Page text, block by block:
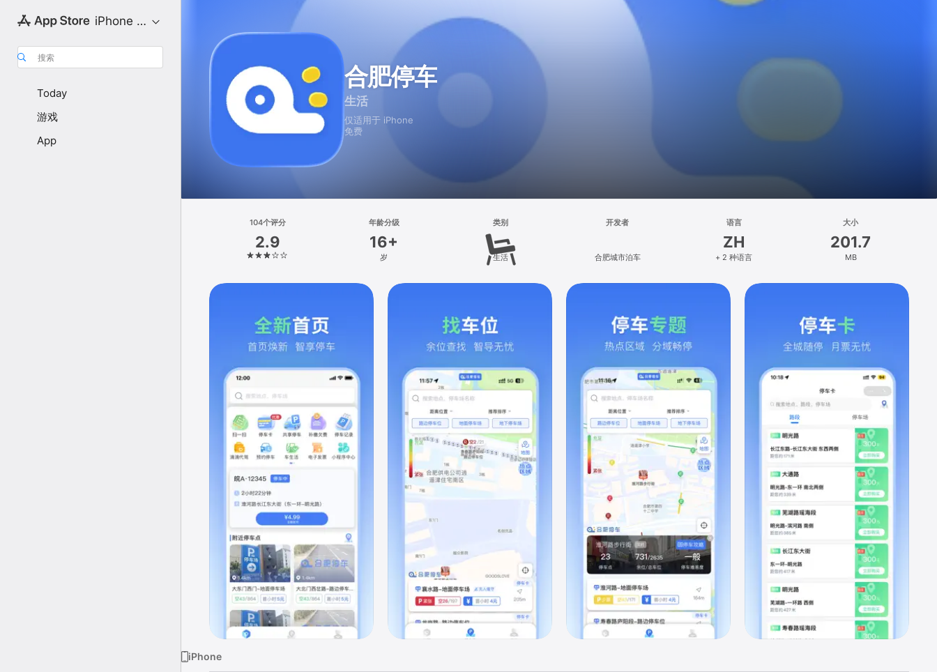
iPhone 专区
搜索
Today
游戏
App
合肥停车
生活
仅适用于 iPhone
免费
104个评分
2.9
年龄分级
16+
岁
类别
生活
开发者
合肥城市泊车
语言
ZH
+ 2 种语言
大小
201.7
MB
iPhone